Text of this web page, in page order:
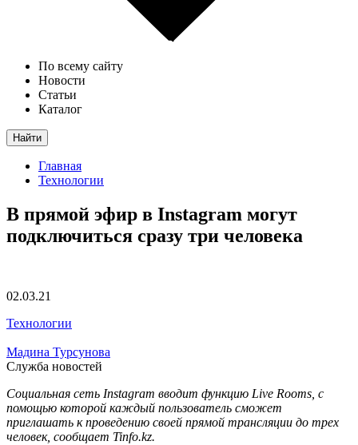
По всему сайту
Новости
Статьи
Каталог
Найти
Главная
Технологии
В прямой эфир в Instagram могут
подключиться сразу три человека
02.03.21
Технологии
Мадина Турсунова
Служба новостей
Социальная сеть Instagram вводит функцию Live Rooms, с
помощью которой каждый пользователь сможет
приглашать к проведению своей прямой трансляции до трех
человек, сообщает Tinfo.kz.